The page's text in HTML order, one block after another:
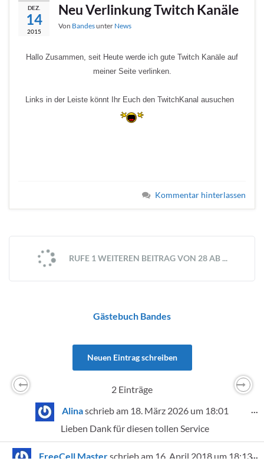
DEZ.
14
2015
Neu Verlinkung Twitch Kanäle
Von Bandesunter News
Hallo Zusammen, seit Heute werde ich gute Twitch Kanäle auf
meiner Seite verlinken.
Links in der Leiste könnt Ihr Euch den TwitchKanal ausuchen
Kommentar hinterlassen
RUFE 1 WEITEREN BEITRAG VON 28 AB ...
Gästebuch Bandes
2 Einträge
Alinaschrieb am 18. März 2026 um 18:01
Lieben Dank für diesen tollen Service
...
FreeCell Masterschrieb am16. April 2018 um 18:13...
Previous